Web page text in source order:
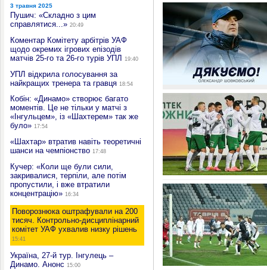
3 травня 2025
Пушич: «Складно з цим
справлятися...» 20:49
Коментар Комітету арбітрів УАФ
щодо окремих ігрових епізодів
матчів 25-го та 26-го турів УПЛ
19:40
УПЛ відкрила голосування за
найкращих тренера та гравця 18:54
Кобін: «Динамо» створює багато
моментів. Це не тільки у матчі з
«Інгульцем», із «Шахтерем» так же
було» 17:54
«Шахтар» втратив навіть теоретичні
шанси на чемпіонство 17:48
Кучер: «Коли ще були сили,
закривалися, терпіли, але потім
пропустили, і вже втратили
концентрацію» 16:34
Поворознюка оштрафували на 200
тисяч. Контрольно-дисциплінарний
комітет УАФ ухвалив низку рішень
15:41
Україна, 27-й тур. Інгулець –
Динамо. Анонс 15:00